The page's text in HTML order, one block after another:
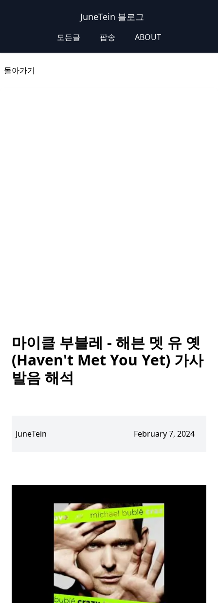
JuneTein 블로그
모든글 팝송 ABOUT
돌아가기
마이클 부블레 - 해븐 멧 유 옛
(Haven't Met You Yet) 가사
발음 해석
JuneTein February 7, 2024